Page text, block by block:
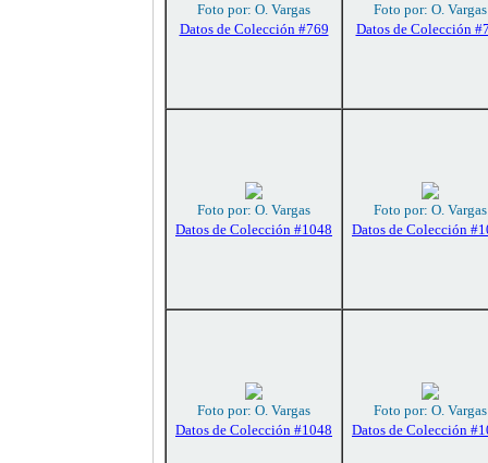
Foto por: O. Vargas
Datos de Colección #769
Foto por: O. Vargas
Datos de Colección
Foto por: O. Vargas
Datos de Colección #1048
Foto por: O. Vargas
Datos de Colección
Foto por: O. Vargas
Datos de Colección #1048
Foto por: O. Vargas
Datos de Colección